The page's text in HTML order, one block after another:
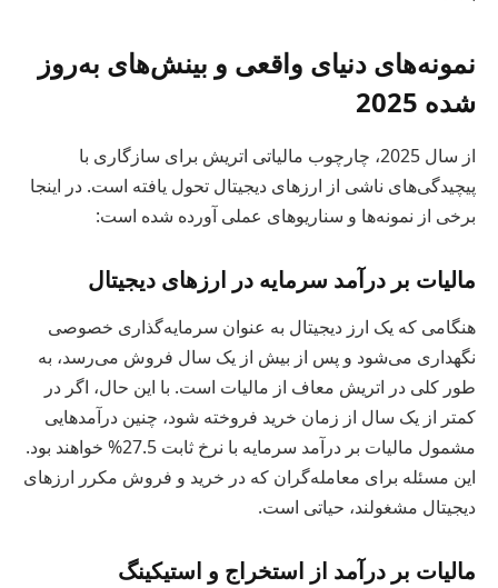
نمونه‌های دنیای واقعی و بینش‌های به‌روز
شده 2025
از سال 2025، چارچوب مالیاتی اتریش برای سازگاری با
پیچیدگی‌های ناشی از ارزهای دیجیتال تحول یافته است. در اینجا
برخی از نمونه‌ها و سناریوهای عملی آورده شده است:
مالیات بر درآمد سرمایه در ارزهای دیجیتال
هنگامی که یک ارز دیجیتال به عنوان سرمایه‌گذاری خصوصی
نگهداری می‌شود و پس از بیش از یک سال فروش می‌رسد، به
طور کلی در اتریش معاف از مالیات است. با این حال، اگر در
کمتر از یک سال از زمان خرید فروخته شود، چنین درآمدهایی
مشمول مالیات بر درآمد سرمایه با نرخ ثابت 27.5% خواهند بود.
این مسئله برای معامله‌گران که در خرید و فروش مکرر ارزهای
دیجیتال مشغولند، حیاتی است.
مالیات بر درآمد از استخراج و استیکینگ